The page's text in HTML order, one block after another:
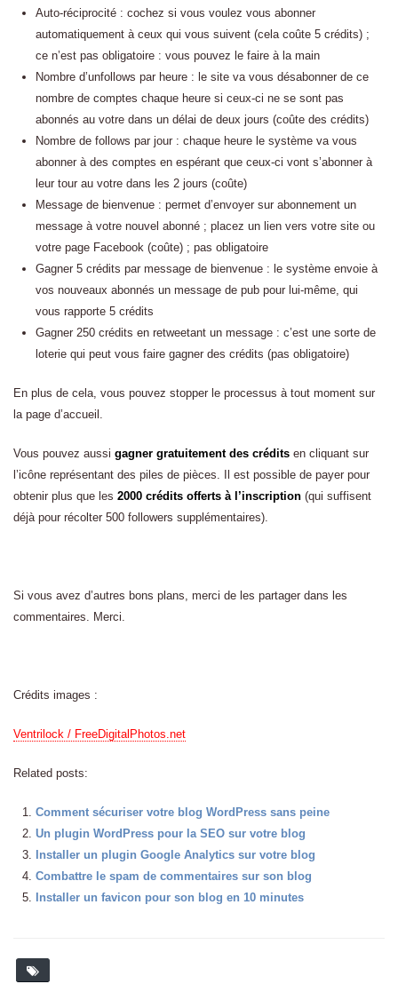
Auto-réciprocité : cochez si vous voulez vous abonner
automatiquement à ceux qui vous suivent (cela coûte 5 crédits) ;
ce n’est pas obligatoire : vous pouvez le faire à la main
Nombre d’unfollows par heure : le site va vous désabonner de ce
nombre de comptes chaque heure si ceux-ci ne se sont pas
abonnés au votre dans un délai de deux jours (coûte des crédits)
Nombre de follows par jour : chaque heure le système va vous
abonner à des comptes en espérant que ceux-ci vont s’abonner à
leur tour au votre dans les 2 jours (coûte)
Message de bienvenue : permet d’envoyer sur abonnement un
message à votre nouvel abonné ; placez un lien vers votre site ou
votre page Facebook (coûte) ; pas obligatoire
Gagner 5 crédits par message de bienvenue : le système envoie à
vos nouveaux abonnés un message de pub pour lui-même, qui
vous rapporte 5 crédits
Gagner 250 crédits en retweetant un message : c’est une sorte de
loterie qui peut vous faire gagner des crédits (pas obligatoire)
En plus de cela, vous pouvez stopper le processus à tout moment sur
la page d’accueil.
Vous pouvez aussi gagner gratuitement des crédits en cliquant sur
l’icône représentant des piles de pièces. Il est possible de payer pour
obtenir plus que les 2000 crédits offerts à l’inscription (qui suffisent
déjà pour récolter 500 followers supplémentaires).
Si vous avez d’autres bons plans, merci de les partager dans les
commentaires. Merci.
Crédits images :
Ventrilock / FreeDigitalPhotos.net
Related posts:
Comment sécuriser votre blog WordPress sans peine
Un plugin WordPress pour la SEO sur votre blog
Installer un plugin Google Analytics sur votre blog
Combattre le spam de commentaires sur son blog
Installer un favicon pour son blog en 10 minutes